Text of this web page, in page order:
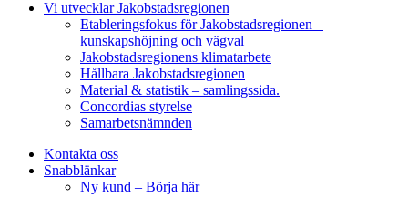
Vi utvecklar Jakobstadsregionen
Etableringsfokus för Jakobstadsregionen –
kunskapshöjning och vägval
Jakobstadsregionens klimatarbete
Hållbara Jakobstadsregionen
Material & statistik – samlingssida.
Concordias styrelse
Samarbetsnämnden
Kontakta oss
Snabblänkar
Ny kund – Börja här